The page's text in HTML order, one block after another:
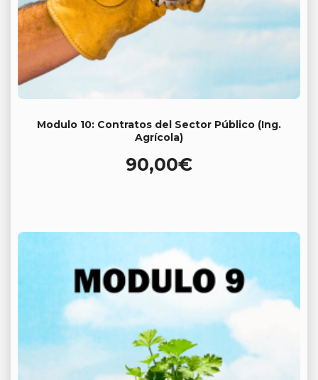
Modulo 10: Contratos del Sector Público (Ing.
Agrícola)
90,00€